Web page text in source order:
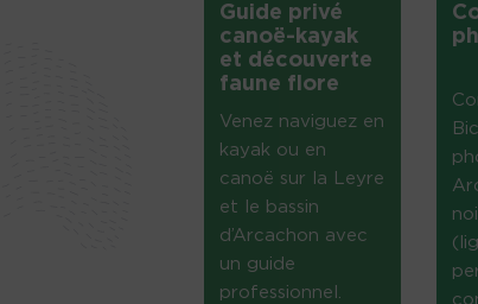
Guide privé
canoë-kayak
et découverte
faune flore
Venez naviguez en
kayak ou en
canoë sur la Leyre
et le bassin
d’Arcachon avec
un guide
professionnel.